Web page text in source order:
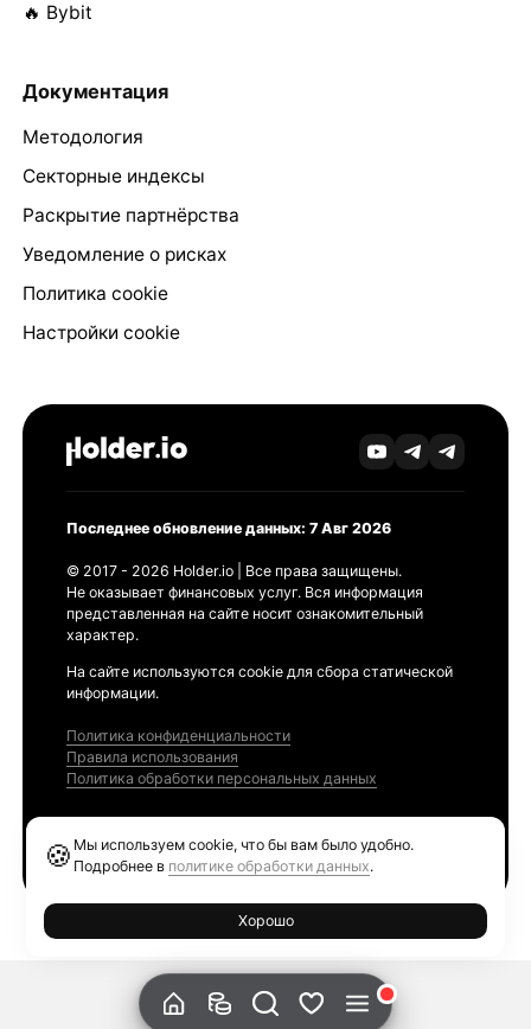
🔥 Bybit
Документация
Методология
Секторные индексы
Раскрытие партнёрства
Уведомление о рисках
Политика cookie
Настройки cookie
Последнее обновление данных: 7 Авг 2026
© 2017 - 2026 Holder.io | Все права защищены.
Не оказывает финансовых услуг. Вся информация
представленная на сайте носит ознакомительный
характер.
На сайте используются cookie для сбора статической
информации.
Политика конфиденциальности
Правила использования
Политика обработки персональных данных
🍪 Мы используем cookie, что бы вам было удобно.
Подробнее в политике обработки данных.
Хорошо
Ethereum GAS Tracker